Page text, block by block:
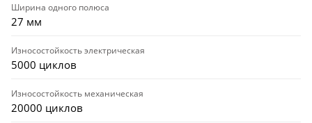
Ширина одного полюса
27 мм
Износостойкость электрическая
5000 циклов
Износостойкость механическая
20000 циклов